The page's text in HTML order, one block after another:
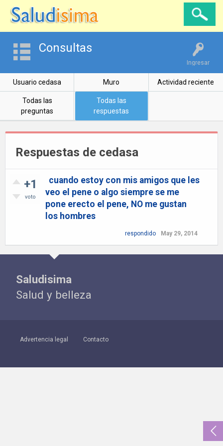
Ingresar
Consultas
Usuario cedasa Muro Actividad reciente
Todas las
preguntas
Todas las
respuestas
Respuestas de cedasa
+1
voto
cuando estoy con mis amigos que les
veo el pene o algo siempre se me
pone erecto el pene, NO me gustan
los hombres
respondido May 29, 2014
Saludisima
Salud y belleza
Advertencia legal Contacto